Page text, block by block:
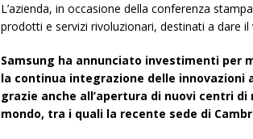
L’azienda, in occasione della conferenza
prodotti e servizi rivoluzionari, destinati a dare
Samsung ha annunciato investimenti per
la continua integrazione delle
grazie anche all’apertura di nuovi centri
mondo, tra i quali la recente sede di